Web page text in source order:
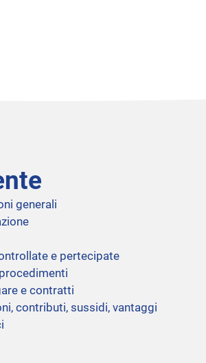
generali
e pertecipate
e contratti
contributi, sussidi, vantaggi